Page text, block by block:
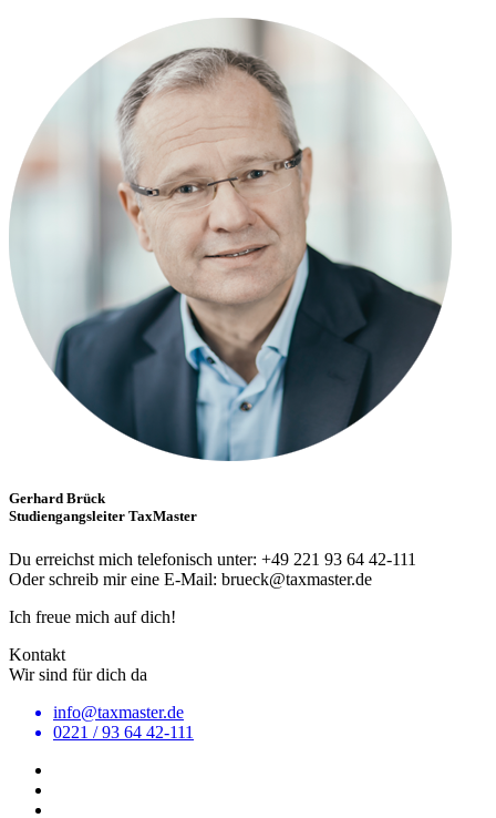
Gerhard Brück
Studiengangsleiter TaxMaster
Du erreichst mich telefonisch unter: +49 221 93 64 42-111
Oder schreib mir eine E-Mail: brueck@taxmaster.de
Ich freue mich auf dich!
Kontakt
Wir sind für dich da
info@taxmaster.de
0221 / 93 64 42-111